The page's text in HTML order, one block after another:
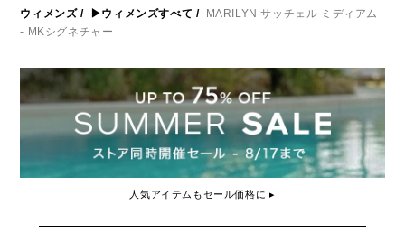
ウィメンズ/ ▶ウィメンズすべて /
MARILYN サッチェル ミディアム
- MKシグネチャー
人気アイテムもセール価格に ▸